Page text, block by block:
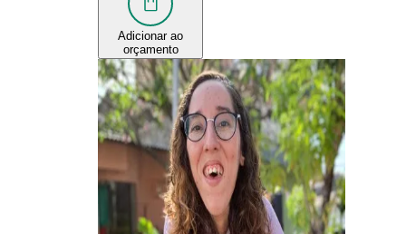
Adicionar ao
orçamento